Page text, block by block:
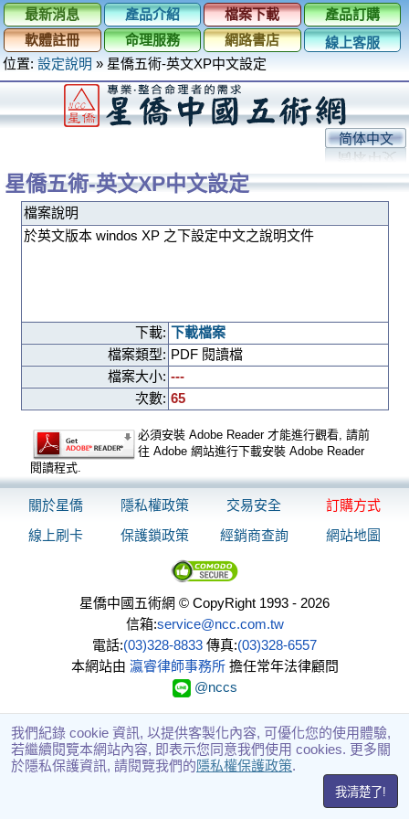
最新消息 產品介紹 檔案下載
產品訂購
軟體註冊
命理服務 網路書店
線上客服
位置: 設定說明 » 星僑五術-英文XP中文設定
简体中文
星僑五術-英文XP中文設定
檔案說明
於英文版本 windos XP 之下設定中文之說明文件
下載: 下載檔案
檔案類型: PDF 閱讀檔
檔案大小: ---
次數: 65
必須安裝 Adobe Reader 才能進行觀看, 請前
往 Adobe 網站進行下載安裝 Adobe Reader
閱讀程式.
關於星僑 隱私權政策 交易安全
訂購方式
線上刷卡
保護鎖政策 經銷商查詢 網站地圖
星僑中國五術網 © CopyRight 1993 - 2026
信箱:service@ncc.com.tw
電話:(03)328-8833 傳真:(03)328-6557
本網站由 瀛睿律師事務所擔任常年法律顧問
@nccs
我們紀錄 cookie 資訊, 以提供客製化內容, 可優化您的使用體驗,
若繼續閱覽本網站內容, 即表示您同意我們使用 cookies. 更多關
於隱私保護資訊, 請閱覽我們的隱私權保護政策.
我清楚了!